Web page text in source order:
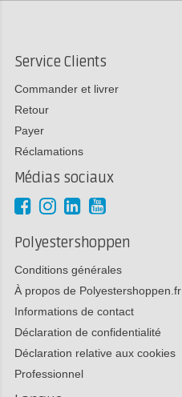
Service Clients
Commander et livrer
Retour
Payer
Réclamations
Médias sociaux
Polyestershoppen
Conditions générales
À propos de Polyestershoppen.fr
Informations de contact
Déclaration de confidentialité
Déclaration relative aux cookies
Professionnel